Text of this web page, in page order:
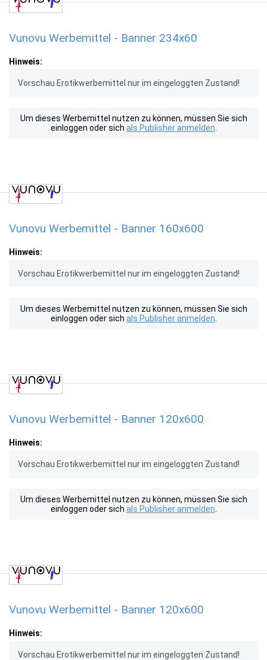
Vunovu Werbemittel - Banner 234x60
Hinweis:
Vorschau Erotikwerbemittel nur im eingeloggten Zustand!
Um dieses Werbemittel nutzen zu können, müssen Sie sich
einloggen oder sich als Publisher anmelden
Vunovu Werbemittel - Banner 160x600
Hinweis:
Vorschau Erotikwerbemittel nur im eingeloggten Zustand!
Um dieses Werbemittel nutzen zu können, müssen Sie sich
einloggen oder sich als Publisher anmelden
Vunovu Werbemittel - Banner 120x600
Hinweis:
Vorschau Erotikwerbemittel nur im eingeloggten Zustand!
Um dieses Werbemittel nutzen zu können, müssen Sie sich
einloggen oder sich als Publisher anmelden
Vunovu Werbemittel - Banner 120x600
Hinweis:
Vorschau Erotikwerbemittel nur im eingeloggten Zustand!